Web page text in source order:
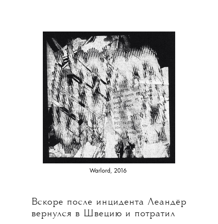
Warlord, 2016
Вскоре после инцидента Леандёр
вернулся в Швецию и потратил